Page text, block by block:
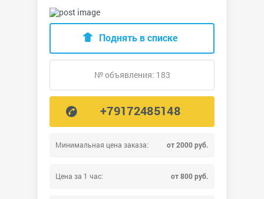
Минимальная цена заказа: от 2000 руб.
Цена за 1 час: от 800 руб.
Поднять в списке
№ объявления: 183
+79172485148